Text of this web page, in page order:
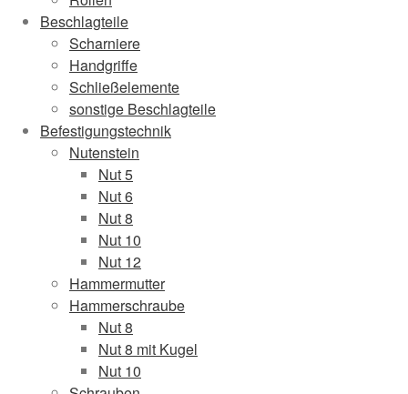
Beschlagteile
Scharniere
Handgriffe
Schließelemente
sonstige Beschlagteile
Befestigungstechnik
Nutenstein
Nut 5
Nut 6
Nut 8
Nut 10
Nut 12
Hammermutter
Hammerschraube
Nut 8
Nut 8 mit Kugel
Nut 10